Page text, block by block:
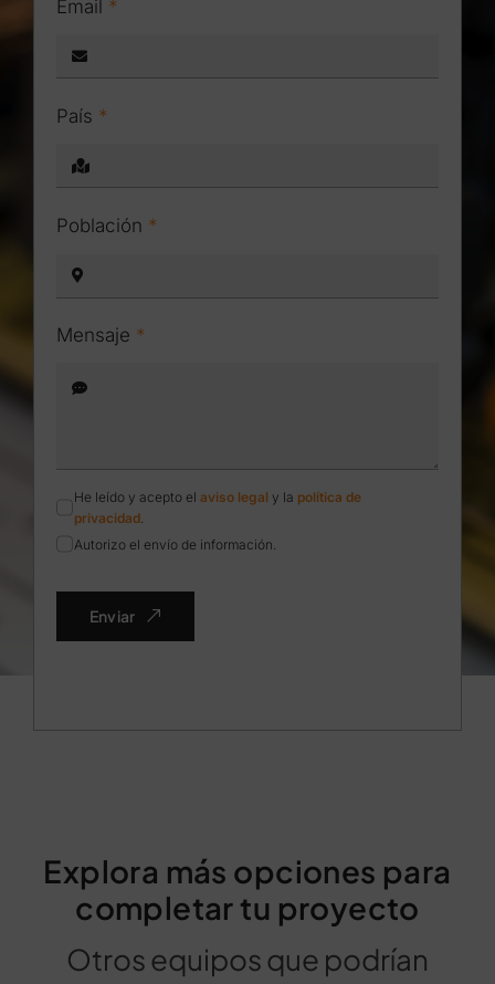
Email *
País *
Población *
Mensaje *
He leído y acepto elaviso legal y la política de
privacidad
Autorizo el envío de información.
Enviar
Explora más opciones para
completar tu proyecto
Otros equipos que podrían